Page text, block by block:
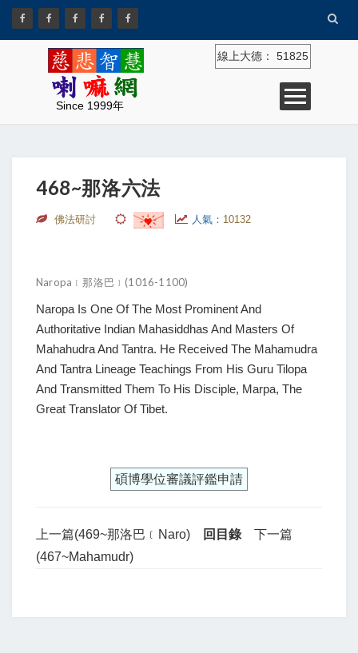
Since 1999年
線上大德： 51825
468~那洛六法
佛法研討 人氣： 10132
Naropa﹝那洛巴﹞(1016-1100)
Naropa Is One Of The Most Prominent And
Authoritative Indian Mahasiddhas And Masters Of
Mahahudra And Tantra. He Received The Mahamudra
And Tantra Lineage Teachings From His Guru Tilopa
And Transmitted Them To His Disciple, Marpa, The
Great Translator Of Tibet.
碩博學位審議評鑑申請
上一篇(469~那洛巴﹝Naro) 回目錄
下一篇
(467~Mahamudr)